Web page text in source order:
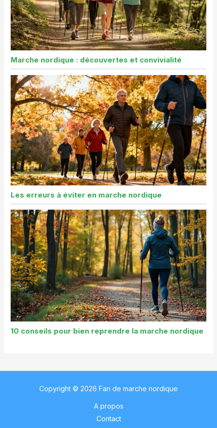
Marche nordique : découvertes et convivialité
Les erreurs à éviter en marche nordique
10 conseils pour bien reprendre la marche nordique
Copyright © 2026 Fan de marche nordique
A propos
Contact